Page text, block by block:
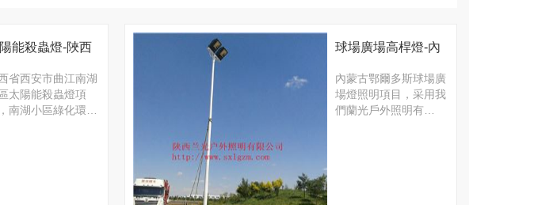
能殺蟲燈-陜西
安市曲江南湖
路燈項目
省西安市曲江南湖
太陽能殺蟲燈項
南湖小區綠化環…
球場廣場高桿燈-內
蒙古鄂爾多斯廣場
照明項目
內蒙古鄂爾多斯球場廣
場燈照明項目，采用我
們蘭光戶外照明有…